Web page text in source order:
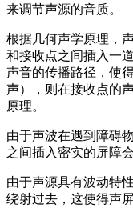
来调节声源的音质。
根据几何声学原理，
和接收点之间插入一
声音的传播路径，使
声），则在接收点的
原理。
由于声波在遇到障碍
之间插入密实的屏障
由于声源具有波动特
绕射过去，这使得声